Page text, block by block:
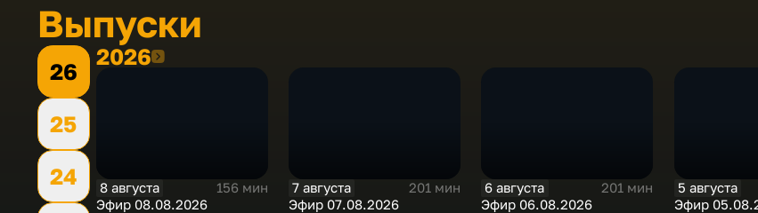
Выпуски
26
25
24
20262026
8 августа
156 мин
Эфир 08.08.2026
7 августа
201 мин
Эфир 07.08.2026
6 августа
201 мин
Эфир 06.08.2026
5 августа
Эфир